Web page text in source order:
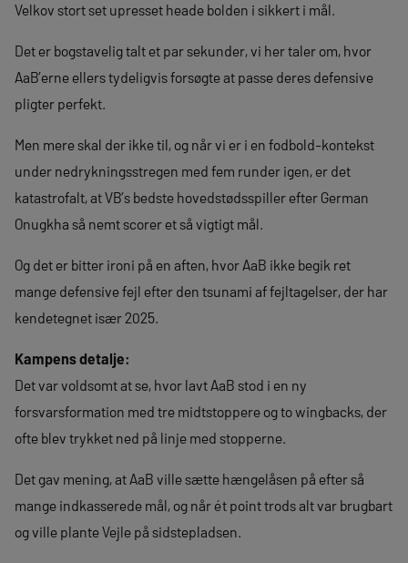
Velkov stort set upresset heade bolden i sikkert i mål.
Det er bogstavelig talt et par sekunder, vi her taler om, hvor
AaB’erne ellers tydeligvis forsøgte at passe deres defensive
pligter perfekt.
Men mere skal der ikke til, og når vi er i en fodbold-kontekst
under nedrykningsstregen med fem runder igen, er det
katastrofalt, at VB’s bedste hovedstødsspiller efter German
Onugkha så nemt scorer et så vigtigt mål.
Og det er bitter ironi på en aften, hvor AaB ikke begik ret
mange defensive fejl efter den tsunami af fejltagelser, der har
kendetegnet især 2025.
Kampens detalje:
Det var voldsomt at se, hvor lavt AaB stod i en ny
forsvarsformation med tre midtstoppere og to wingbacks, der
ofte blev trykket ned på linje med stopperne.
Det gav mening, at AaB ville sætte hængelåsen på efter så
mange indkasserede mål, og når ét point trods alt var brugbart
og ville plante Vejle på sidstepladsen.